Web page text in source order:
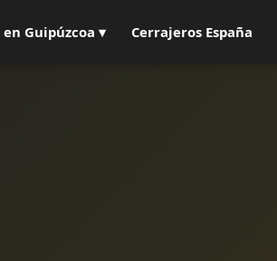
Guipúzcoa ▾ Cerrajeros España